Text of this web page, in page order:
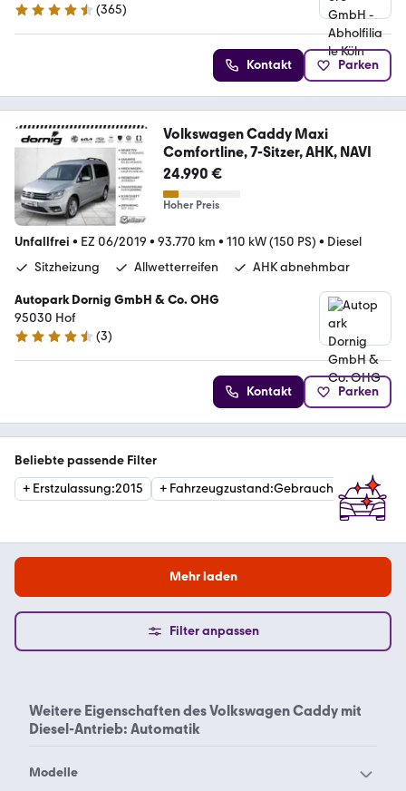
4.6 Sterne
(365)
Kontakt Parken
Volkswagen Caddy Maxi
Comfortline, 7-Sitzer, AHK, NAVI
24.990 €
Hoher Preis
Unfallfrei • EZ 06/2019 • 93.770 km • 110 kW (150 PS) • Diesel
Sitzheizung
Allwetterreifen AHK abnehmbar
Autopark Dornig GmbH & Co. OHG
95030 Hof
4.7 Sterne
(3)
Kontakt Parken
Beliebte passende Filter
+ Erstzulassung:2015 + Fahrzeugzustand:Gebraucht
Mehr laden
Filter anpassen
Weitere Eigenschaften desVolkswagen Caddy mit
Diesel-Antrieb: Automatik
Modelle